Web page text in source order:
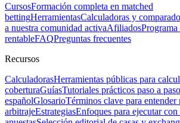
CursosFormación completa en matched
bettingHerramientasCalculadoras y
a nuestra comunidad activaAfiliados
rentableFAQPreguntas frecuentes
Recursos
CalculadorasHerramientas públicas para
coberturaGuíasTutoriales prácticos paso a
españolGlosarioTérminos clave para
arbitrajeEstrategiasEnfoques para ejecutar